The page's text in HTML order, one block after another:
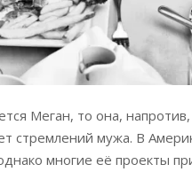
Меган, то она,
стремлений мужа. В
многие её проекты